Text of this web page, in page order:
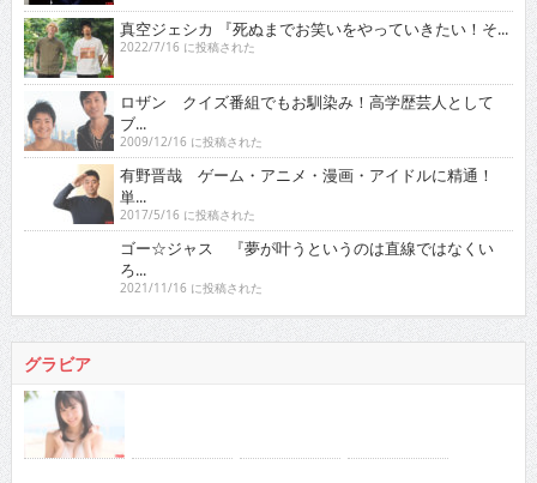
真空ジェシカ 『死ぬまでお笑いをやっていきたい！そ...
2022/7/16 に投稿された
ロザン クイズ番組でもお馴染み！高学歴芸人として
ブ...
2009/12/16 に投稿された
有野晋哉 ゲーム・アニメ・漫画・アイドルに精通！
単...
2017/5/16 に投稿された
ゴー☆ジャス 『夢が叶うというのは直線ではなくい
ろ...
2021/11/16 に投稿された
グラビア